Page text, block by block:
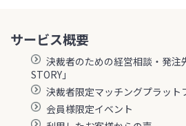
サービス概要
決裁者のための経営相談・発注
STORY」
決裁者限定マッチングプラット
会員様限定イベント